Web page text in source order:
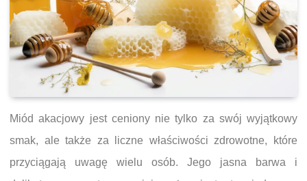
Miód akacjowy jest ceniony nie tylko za swój wyjątkowy
smak, ale także za liczne właściwości zdrowotne, które
przyciągają uwagę wielu osób. Jego jasna barwa i